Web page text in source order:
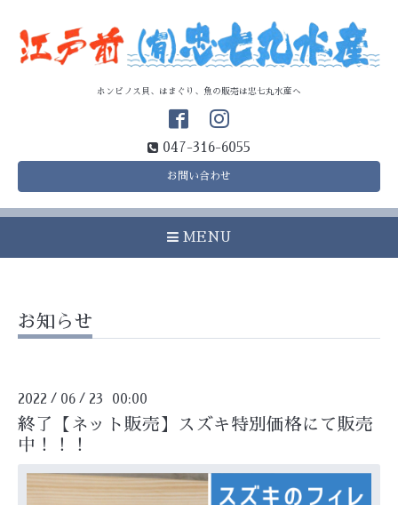
ホンビノス貝、はまぐり、魚の販売は忠七丸水産へ
047-316-6055
お問い合わせ
MENU
お知らせ
2022 / 06 / 23 00:00
終了【ネット販売】スズキ特別価格にて販売
中！！！